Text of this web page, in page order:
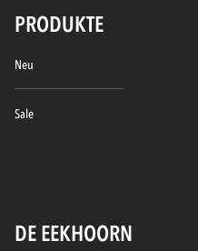
PRODUKTE
Neu
Sale
DE EEKHOORN